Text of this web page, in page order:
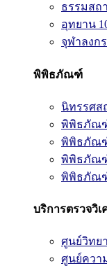
ธรรมสถ
อุทยาน
จุฬาลงก
พิพิธภัณฑ์
นิทรรศส
พิพิธภัณ
พิพิธภัณ
พิพิธภัณ
พิพิธภัณ
บริการตรวจวิ
ศูนย์วิทย
ศูนย์ควา